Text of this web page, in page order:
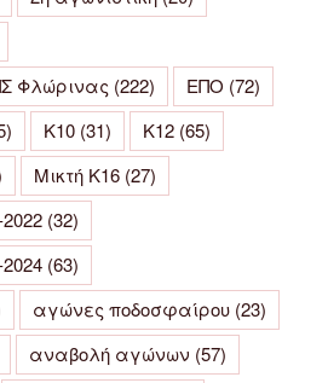
Φλώρινας (222) ΕΠΟ (72)
Κ10 (31) Κ12 (65)
Μικτή Κ16 (27)
(32)
(63)
αγώνες ποδοσφαίρου (23)
αναβολή αγώνων (57)